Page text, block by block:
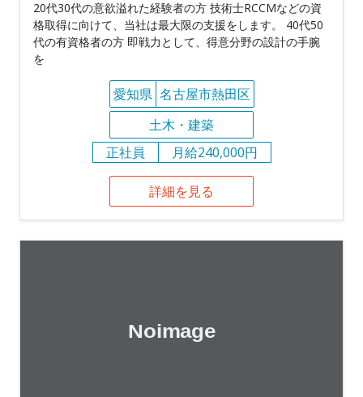
20代30代の意欲溢れた経験者の方 技術士RCCMなどの資
格取得に向けて、当社は最大限の支援をします。 40代50
代の有資格者の方 即戦力として、得意分野の設計の手腕
を
愛知県 名古屋市熱田区
土木・建築
正社員
月給240,000円
詳細を見る